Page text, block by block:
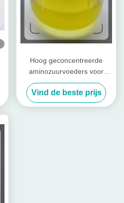
Hoog geconcentreerde
aminozuurvoeders voor
pluimvee en vee
Vind de beste prijs